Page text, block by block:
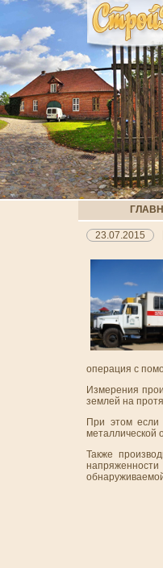
23.07.2015
операция с
Измерения
землей на
При этом если
металлической
Также